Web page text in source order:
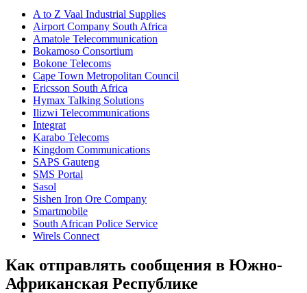
A to Z Vaal Industrial Supplies
Airport Company South Africa
Amatole Telecommunication
Bokamoso Consortium
Bokone Telecoms
Cape Town Metropolitan Council
Ericsson South Africa
Hymax Talking Solutions
Ilizwi Telecommunications
Integrat
Karabo Telecoms
Kingdom Communications
SAPS Gauteng
SMS Portal
Sasol
Sishen Iron Ore Company
Smartmobile
South African Police Service
Wirels Connect
Как отправлять сообщения в Южно-
Африканская Республике